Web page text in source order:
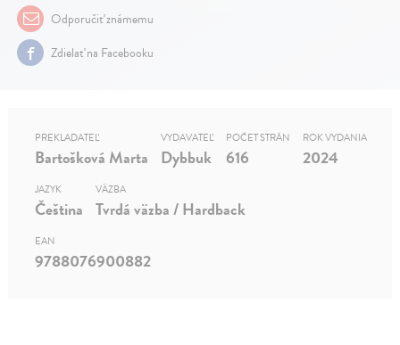
Odporučiť známemu
Zdielať na Facebooku
PREKLADATEĽ
Bartošková Marta
VYDAVATEĽ
Dybbuk
POČET STRÁN
616
ROK VYDANIA
2024
JAZYK
Čeština
VÄZBA
Tvrdá väzba / Hardback
EAN
9788076900882